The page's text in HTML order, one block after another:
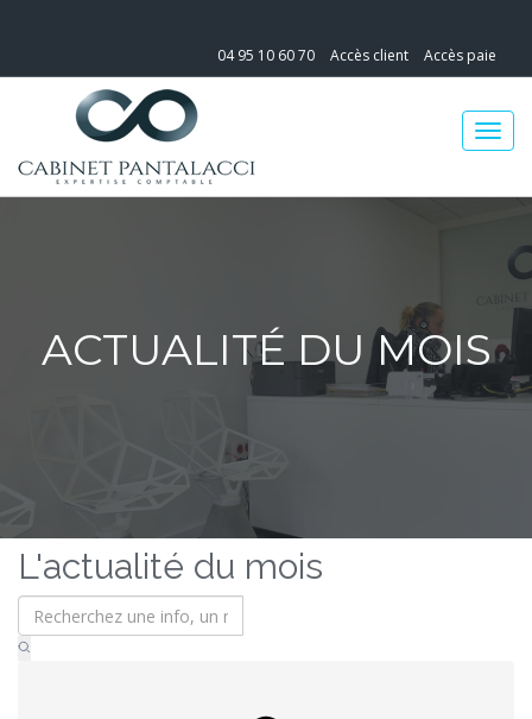
04 95 10 60 70 Accès client Accès paie
ACTUALITÉ DU MOIS
L'actualité du mois